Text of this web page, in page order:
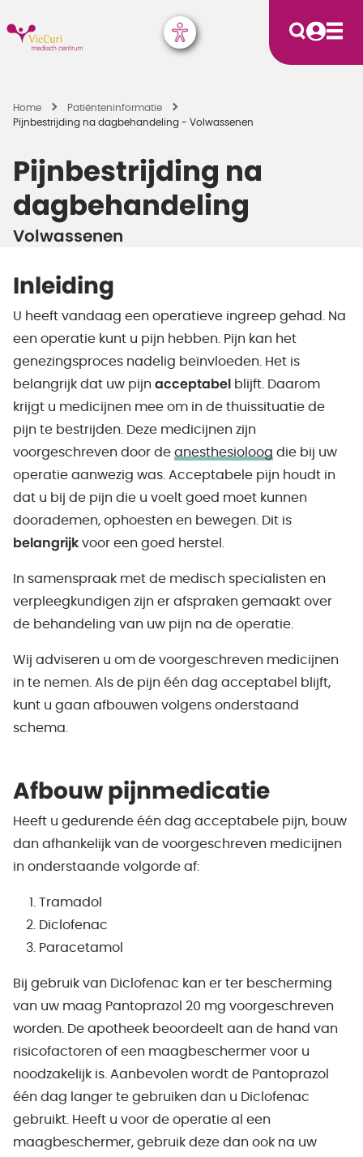
Home
Patiënten­informatie
Pijnbestrijding na dagbehandeling - Volwassenen
Pijnbestrijding na
dagbehandeling
Volwassenen
Inleiding
U heeft vandaag een operatieve ingreep gehad. Na
een operatie kunt u pijn hebben. Pijn kan het
genezingsproces nadelig beïnvloeden. Het is
belangrijk dat uw pijn acceptabel
blijft. Daarom
krijgt u medicijnen mee om in de thuissituatie de
pijn te bestrijden. Deze medicijnen zijn
voorgeschreven door de anesthesioloog die bij uw
operatie aanwezig was. Acceptabele pijn houdt in
dat u bij de pijn die u voelt goed moet kunnen
doorademen, ophoesten en bewegen. Dit is
belangrijk voor een goed herstel.
In samenspraak met de medisch specialisten en
verpleegkundigen zijn er afspraken gemaakt over
de behandeling van uw pijn na de operatie.
Wij adviseren u om de voorgeschreven medicijnen
in te nemen. Als de pijn één dag acceptabel blijft,
kunt u gaan afbouwen volgens onderstaand
schema.
Afbouw pijnmedicatie
Heeft u gedurende één dag acceptabele pijn, bouw
dan afhankelijk van de voorgeschreven medicijnen
in onderstaande volgorde af:
Tramadol
Diclofenac
Paracetamol
Bij gebruik van Diclofenac kan er ter bescherming
van uw maag Pantoprazol 20 mg voorgeschreven
worden. De apotheek beoordeelt aan de hand van
risicofactoren of een maagbeschermer voor u
noodzakelijk is. Aanbevolen wordt de Pantoprazol
één dag langer te gebruiken dan u Diclofenac
gebruikt. Heeft u voor de operatie al een
maagbeschermer, gebruik deze dan ook na uw